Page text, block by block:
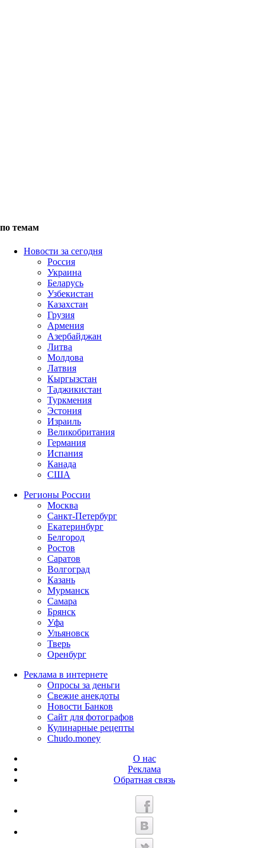
по темам
Новости за сегодня
Россия
Украина
Беларусь
Узбекистан
Казахстан
Грузия
Армения
Азербайджан
Литва
Молдова
Латвия
Кыргызстан
Таджикистан
Туркмения
Эстония
Израиль
Великобритания
Германия
Испания
Канада
США
Регионы России
Москва
Санкт-Петербург
Екатеринбург
Белгород
Ростов
Саратов
Волгоград
Казань
Мурманск
Самара
Брянск
Уфа
Ульяновск
Тверь
Оренбург
Реклама в интернете
Опросы за деньги
Свежие анекдоты
Новости Банков
Сайт для фотографов
Кулинарные рецепты
Chudo.money
О нас
Реклама
Обратная связь